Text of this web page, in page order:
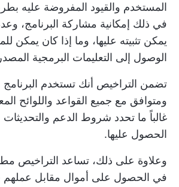
المستخدم والقيود المفروضة عليه
في ذلك إمكانية مشاركة البرنامج،
يمكن تثبيته عليها، وما إذا كان يمكن
الوصول إلى التعليمات البرمجية
تضمن التراخيص أنك تستخدم
ومتوافق مع جميع القواعد واللوائح
غالباً ما تحدد شروط الدعم
الحصول عليها.
وعلاوة على ذلك، تساعد التراخيص
في الحصول على أموال مقابل عملهم